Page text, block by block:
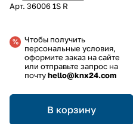
Арт. 36006 1S R
Чтобы получить
персональные условия,
оформите заказ на сайте
или отправьте запрос на
почтуhello@knx24.com
В корзину